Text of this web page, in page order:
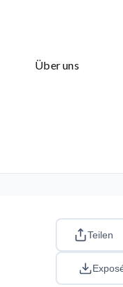
Über uns
Teilen